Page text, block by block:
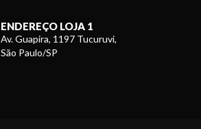
ENDEREÇO LOJA 1
Av. Guapira, 1197 Tucuruvi,
São Paulo/SP